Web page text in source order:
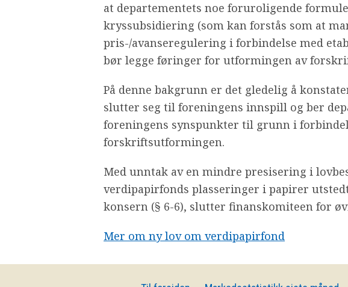
at departementets noe foruroligende
kryssubsidiering (som kan forstås som at
pris-/avanseregulering i forbindelse med
bør legge føringer for utformingen av
På denne bakgrunn er det gledelig å
slutter seg til foreningens innspill og ber
foreningens synspunkter til grunn i
forskriftsutformingen.
Med unntak av en mindre presisering i
verdipapirfonds plasseringer i papirer
konsern (§ 6-6), slutter finanskomiteen for
Mer om ny lov om verdipapirfond